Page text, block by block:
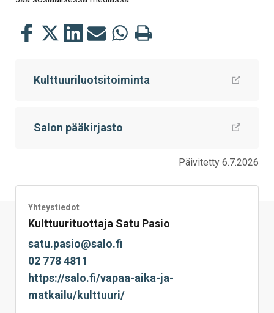
Jaa
Jaa
Jaa Jaa Jaa Tulosta
Kulttuuriluotsitoiminta
Salon pääkirjasto
Päivitetty 6.7.2026
Yhteystiedot
Kulttuurituottaja Satu Pasio
satu.pasio@salo.fi
02 778 4811
https://salo.fi/vapaa-aika-ja-
matkailu/kulttuuri/